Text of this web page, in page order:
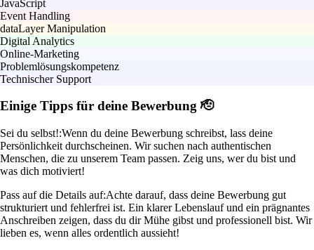
JavaScript
Event Handling
dataLayer Manipulation
Digital Analytics
Online-Marketing
Problemlösungskompetenz
Technischer Support
Einige Tipps für deine Bewerbung 🫡
Sei du selbst!:Wenn du deine Bewerbung schreibst, lass deine
Persönlichkeit durchscheinen. Wir suchen nach authentischen
Menschen, die zu unserem Team passen. Zeig uns, wer du bist und
was dich motiviert!
Pass auf die Details auf:Achte darauf, dass deine Bewerbung gut
strukturiert und fehlerfrei ist. Ein klarer Lebenslauf und ein prägnantes
Anschreiben zeigen, dass du dir Mühe gibst und professionell bist. Wir
lieben es, wenn alles ordentlich aussieht!